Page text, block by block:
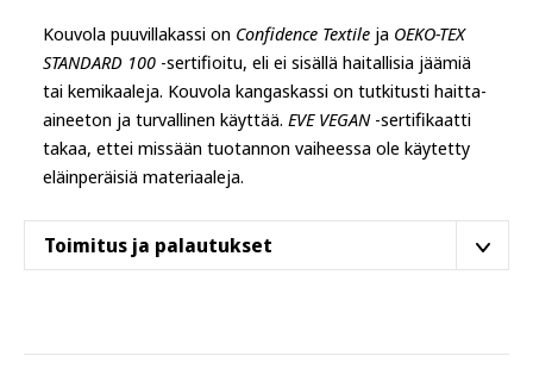
Kouvola puuvillakassi on Confidence Textile ja OEKO-TEX
STANDARD 100 -sertifioitu, eli ei sisällä haitallisia jäämiä
tai kemikaaleja. Kouvola kangaskassi on tutkitusti haitta-
aineeton ja turvallinen käyttää. EVE VEGAN-sertifikaatti
takaa, ettei missään tuotannon vaiheessa ole käytetty
eläinperäisiä materiaaleja.
Toimitus ja palautukset
suoraanpostiluukkuuntai lähimpäänPostin